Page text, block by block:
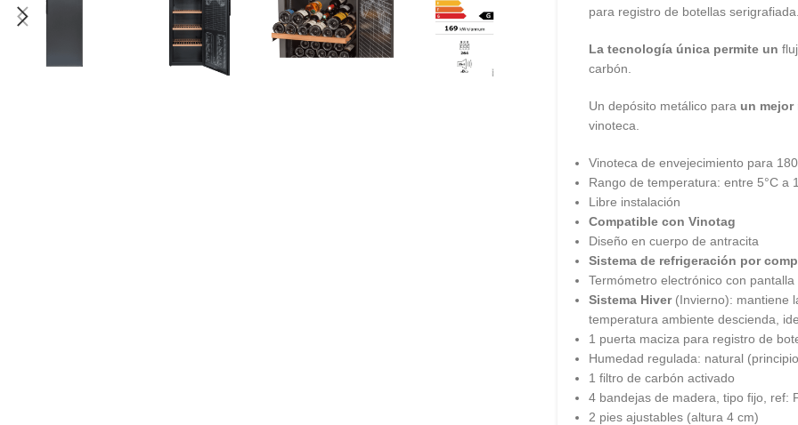
para registro de botellas serigrafiada.
La tecnología única permite un
carbón.
Un depósito metálico para un mejor
vinoteca.
Vinoteca de envejecimiento para
Rango de temperatura: entre 5°C a
Libre instalación
Compatible con Vinotag
Diseño en cuerpo de antracita
Sistema de refrigeración por
Termómetro electrónico con pantalla
Sistema Hiver(Invierno): mantiene
temperatura ambiente descienda,
1 puerta maciza para registro de
Humedad regulada: natural
1 filtro de carbón activado
4 bandejas de madera, tipo fijo, ref:
2 pies ajustables (altura 4 cm)